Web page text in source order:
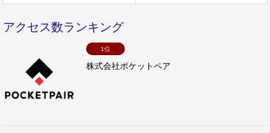
アクセス数ランキング
1位
株式会社ポケットペア